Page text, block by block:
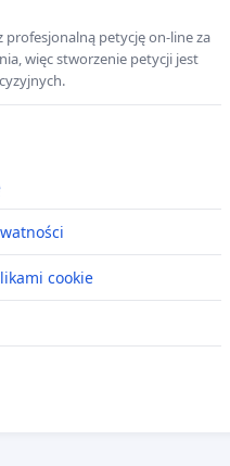
petycję on-line za
więc stworzenie petycji jest
cookie